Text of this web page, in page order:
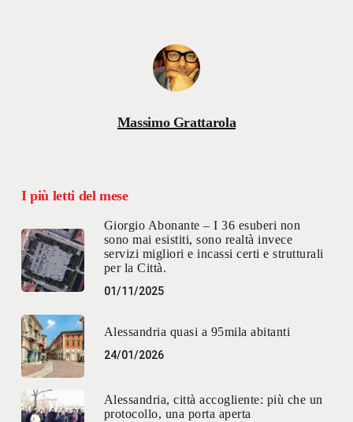
Massimo Grattarola
I più letti del mese
Giorgio Abonante – I 36 esuberi non
sono mai esistiti, sono realtà invece
servizi migliori e incassi certi e strutturali
per la Città.
01/11/2025
Alessandria quasi a 95mila abitanti
24/01/2026
Alessandria, città accogliente: più che un
protocollo, una porta aperta